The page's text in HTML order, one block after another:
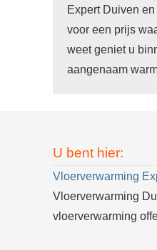
Expert Duiven
voor een prijs
weet geniet u
aangenaam
U bent hier:
Vloerverwarming
Vloerverwarming
vloerverwarming